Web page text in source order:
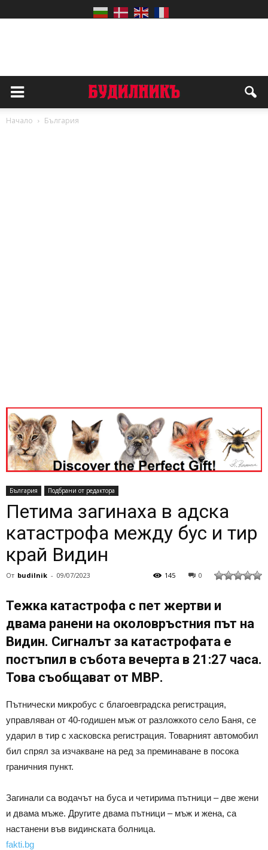
Начало България
България Подбрани от редактора
Петима загинаха в адска
катастрофа между бус и тир
край Видин
От budilnik - 09/07/2023 0
145
Тежка катастрофа с пет жертви и
двама ранени на околовръстния път на
Видин. Сигналът за катастрофата е
постъпил в събота вечерта в 21:27 часа.
Това съобщават от МВР.
Пътнически микробус с благоевградска регистрация,
управляван от 40-годишен мъж от разложкото село Баня, се
ударил в тир с хасковска регистрация. Товарният автомобил
бил спрял за изчакване на ред за преминаване в посока
граничния пункт.
Загинали са водачът на буса и четирима пътници – две жени
и двама мъже. Другите двама пътници – мъж и жена, са
настанени във видинската болница.
fakti.bg